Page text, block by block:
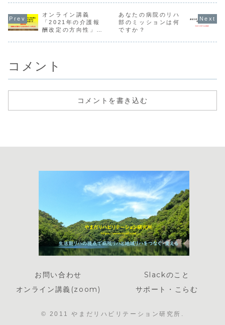
て、10月からは、
２年間の任意継続
も満了となったの
で、国民健康保険
こで言う開業って
を作ったりするこ
とではありませ
ん。⇒開業届って
日掲載予定
1時間半の
画のフルバ
オンライン講義
「2021年の介護報
酬改定の方向性」と
あなたの病院のリハ
部のミッションは何
ですか？
コメント
コメントを書き込む
お問い合わせ
Slackのこと
オンライン講義(zoom)
サポート・こらむ
© 2011 やまだリハビリテーション研究所.